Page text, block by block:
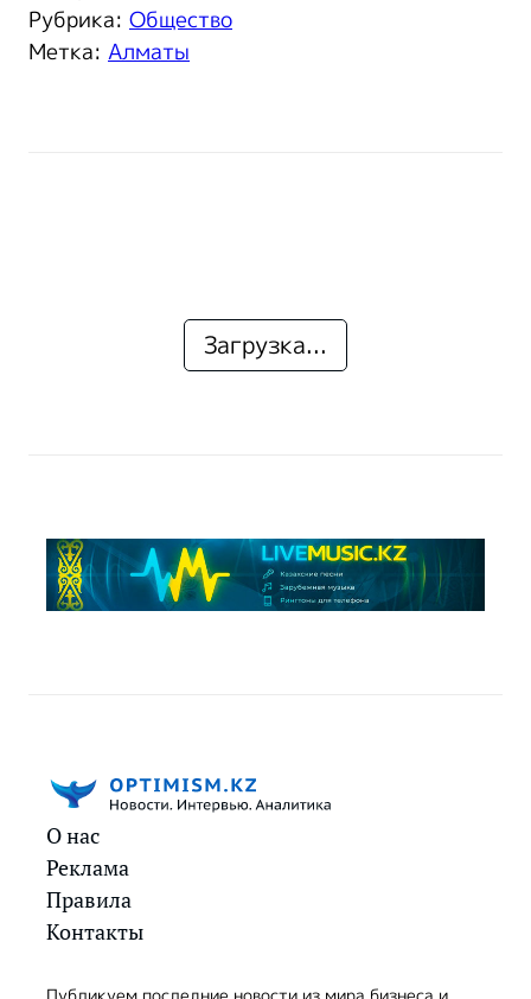
Рубрика: Общество
Метка: Алматы
Загрузка...
О нас
Реклама
Правила
Контакты